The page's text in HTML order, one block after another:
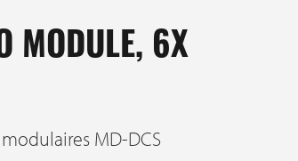
MODULE, 6X
MD-DCS